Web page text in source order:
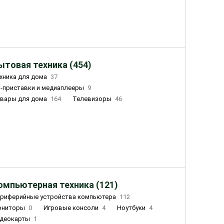
техника (454)
для дома 37
приставки и медиаплееры
9
для дома 164 Телевизоры 46
техника (121)
устройства компьютера 112
0 Игровые консоли 4 Ноутбуки 4
1